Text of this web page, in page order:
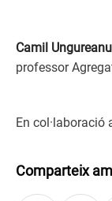
Camil Ungureanu
professor
En col·laboració
Comparteix